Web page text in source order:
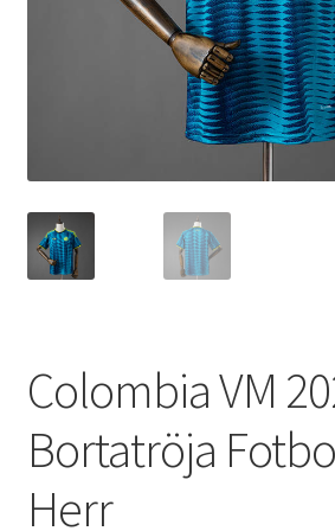
Colombia VM
Bortatröja
Herr